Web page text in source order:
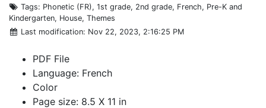
Tags: Phonetic (FR), 1st grade, 2nd grade, French, Pre-K and
Kindergarten, House, Themes
Last modification: Nov 22, 2023, 2:16:25 PM
PDF File
Language: French
Color
Page size: 8.5 X 11 in